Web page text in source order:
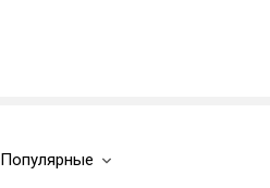
Популярные